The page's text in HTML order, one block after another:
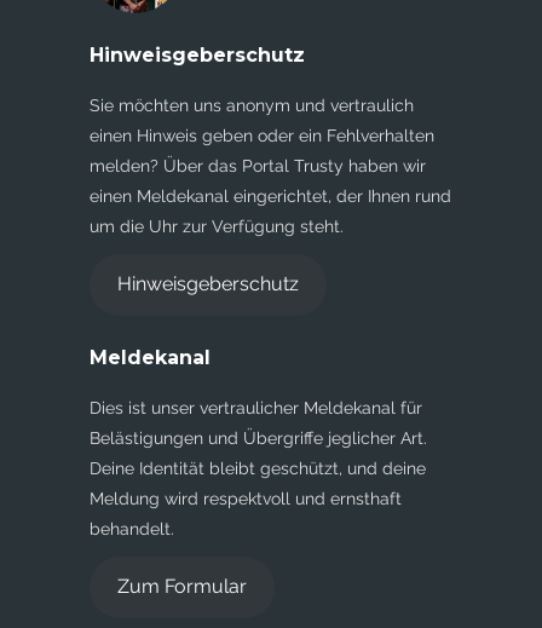
Hinweisgeberschutz
Sie möchten uns anonym und vertraulich
einen Hinweis geben oder ein Fehlverhalten
melden? Über das Portal Trusty haben wir
einen Meldekanal eingerichtet, der Ihnen rund
um die Uhr zur Verfügung steht.
Hinweisgeberschutz
Meldekanal
Dies ist unser vertraulicher Meldekanal für
Belästigungen und Übergriffe jeglicher Art.
Deine Identität bleibt geschützt, und deine
Meldung wird respektvoll und ernsthaft
behandelt.
Zum Formular